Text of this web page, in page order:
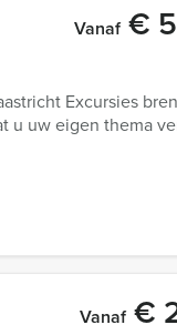
Vanaf€
Excursies
u uw eigen thema
Vanaf€